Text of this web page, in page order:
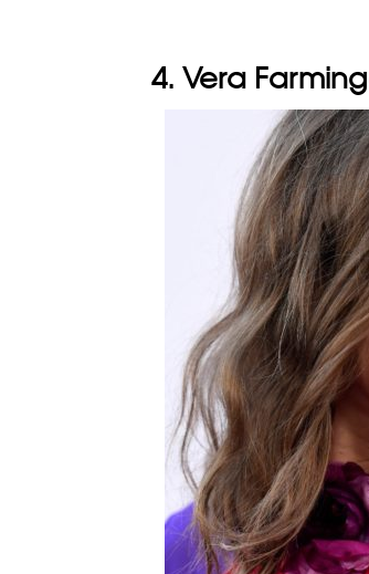
4. Vera